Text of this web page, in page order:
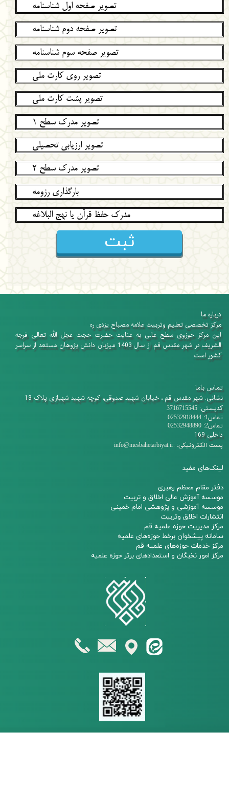
ثبت
تصویر صفحه اول شناسنامه
تصویر صفحه دوم شناسنامه
تصویر صفحه سوم شناسنامه
تصویر روی کارت ملی
تصویر پشت کارت ملی
تصویر مدرک سطح 1
تصویر ارزیابی تحصیلی
تصویر مدرک سطح 2
بارگذاری رزومه
مدرک حفظ قرآن یا نهج البلاغه
درباره ما
​​​​​​​مرکز تخصصی تعلیم وتربیت علامه مصباح یزدی ره
این مرکز حوزوی سطح عالی به عنایت حضرت حجت عجل الله تعالی فرجه
الشریف در شهر مقدس قم از سال 1403 میزبان دانش پژوهان​​​​​​​ مستعد از سراسر
کشور است.
لینک‌های مفید
دفتر مقام معظم رهبری
موسسه آموزش عالی اخلاق و تربیت
موسسه آموزشی و پژوهشی امام خمینی
انتشارات اخلاق وتربیت
مرکز مدیریت حوزه علمیه قم
سامانه پیشخوان برخط حوزه‌های علمیه
مرکز خدمات حوزه‌های علمیه قم​​​​​​​
مرکز امور نخبگان و استعدادهای برتر حوزه علمیه
تماس باما
نشانی: شهر مقدس قم ، خیابان شهید صدوقی، کوچه شهید شهبازی پلاک 13
کدپستی:3716715545
تماس1: 02532918444
تماس2: 02532948890
داخلی 169
پست الکترونیکی: :
info@mesbahetarbiyat.ir